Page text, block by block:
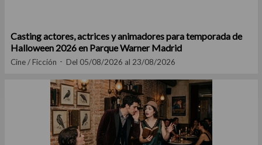
Casting actores, actrices y animadores para temporada de
Halloween 2026 en Parque Warner Madrid
Cine / Ficción Del 05/08/2026 al 23/08/2026